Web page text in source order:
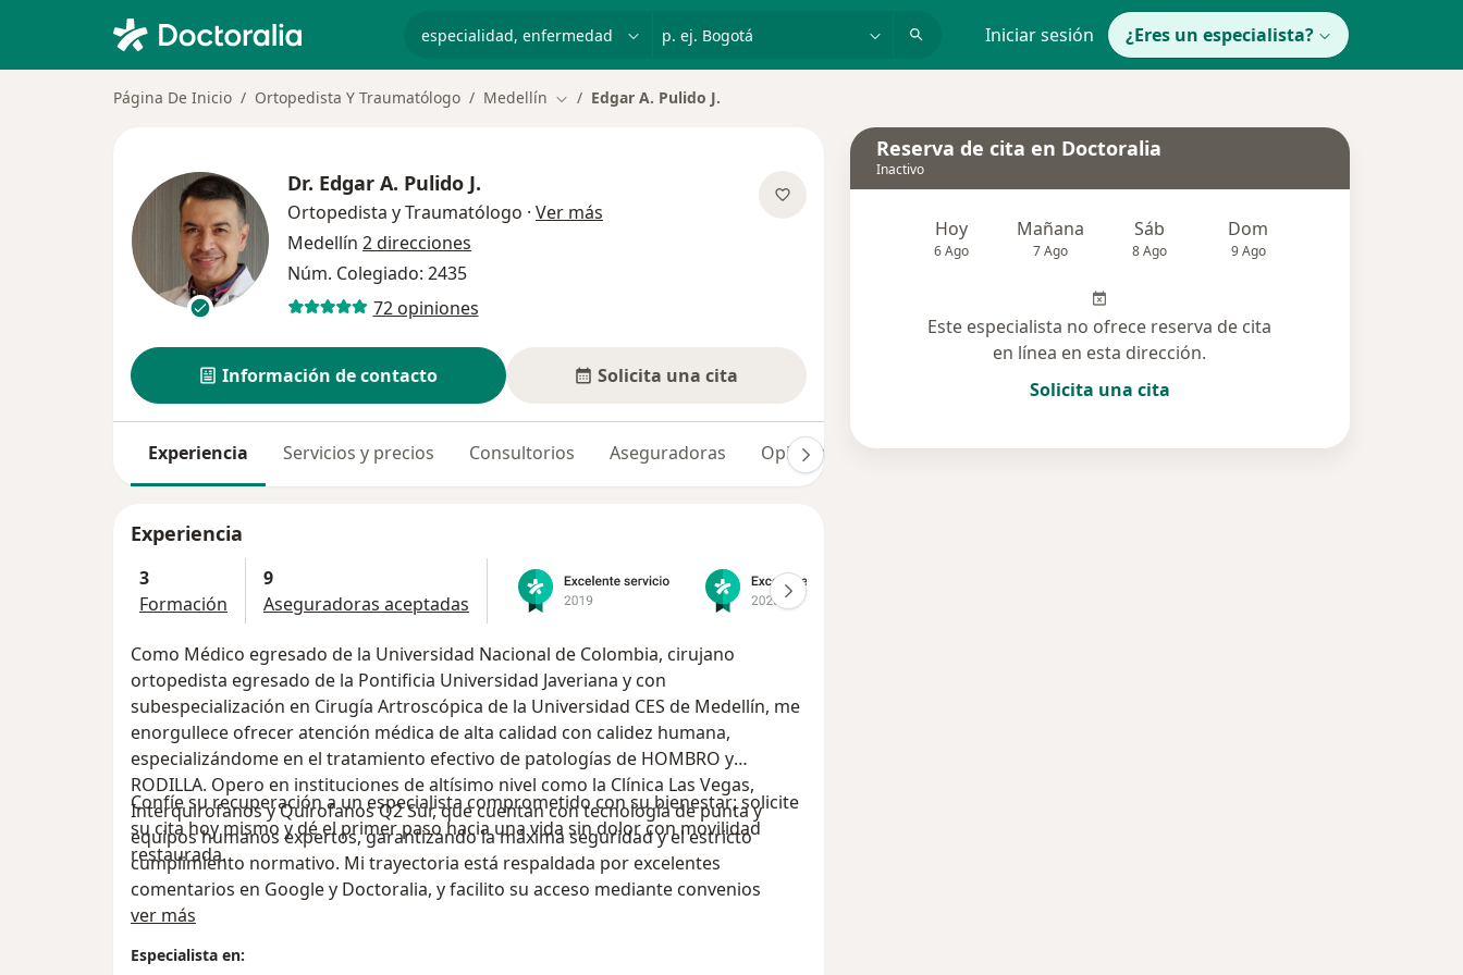
p. ej. Bogotá Iniciar sesión ¿Eres un especialista?
Página De Inicio Ortopedista Y Traumatólogo Medellín Cambiar de ciudad
Edgar A. Pulido J.
Dr. Edgar A. Pulido J.
Ortopedista y Traumatólogo · Ver más
Medellín 2 direcciones
Núm. Colegiado: 2435
72 opiniones
Información de contacto Solicita una cita
Experiencia Servicios y precios Consultorios Aseguradoras Opiniones (72) Dudas solucionadas (14)
Experiencia
3
Formación
9
Aseguradoras aceptadas
Como Médico egresado de la Universidad Nacional de Colombia, cirujano
ortopedista egresado de la Pontificia Universidad Javeriana y con
subespecialización en Cirugía Artroscópica de la Universidad CES de Medellín, me
enorgullece ofrecer atención médica de alta calidad con calidez humana,
especializándome en el tratamiento efectivo de patologías de HOMBRO y
RODILLA. Opero en instituciones de altísimo nivel como la Clínica Las Vegas,
Interquirofanos y Quirofanos Q2 Sur, que cuentan con tecnología de punta y
equipos humanos expertos, garantizando la máxima seguridad y el estricto
cumplimiento normativo. Mi trayectoria está respaldada por excelentes
comentarios en Google y Doctoralia, y facilito su acceso mediante convenios
directos con las principales aseguradoras nacionales e internacionales (Sura
Medplus MP, Colpatria MP, Fesalud y Liberty, BMI, Assist Card, Aetna, entre otros),
Confíe su recuperación a un especialista comprometido con su bienestar; solicite
su cita hoy mismo y dé el primer paso hacia una vida sin dolor con movilidad
restaurada.
ver más
Especialista en:
Reserva de cita en Doctoralia
Inactivo
Hoy
6 Ago
Mañana
7 Ago
Sáb
8 Ago
Dom
9 Ago
Este especialista no ofrece reserva de cita
en línea en esta dirección.
Solicita una cita